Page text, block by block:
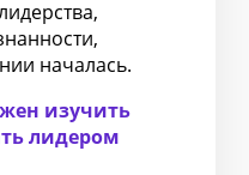
началась.
изучить
лидером